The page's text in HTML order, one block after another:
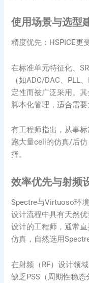
使用场景与选型
精度优先：HSPICE更
在标准单元特征化、
（如ADC/DAC、PLL
定性而被广泛采用。
脚本化管理，适合需
有工程师指出，从事
跑大量cell的仿真/后仿
择。
效率优先与射频
Spectre与Virtuoso环
设计流程中具有天然
设计的工程师，通常
仿真，自然选用Spectre
在射频（RF）设计领
缺乏PSS（周期性稳